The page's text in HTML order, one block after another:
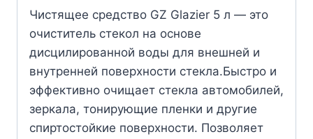
Чистящее средство GZ Glazier 5 л — это
очиститель стекол на основе
дисцилированной воды для внешней и
внутренней поверхности стекла.Быстро и
эффективно очищает стекла автомобилей,
зеркала, тонирующие пленки и другие
спиртостойкие поверхности. Позволяет